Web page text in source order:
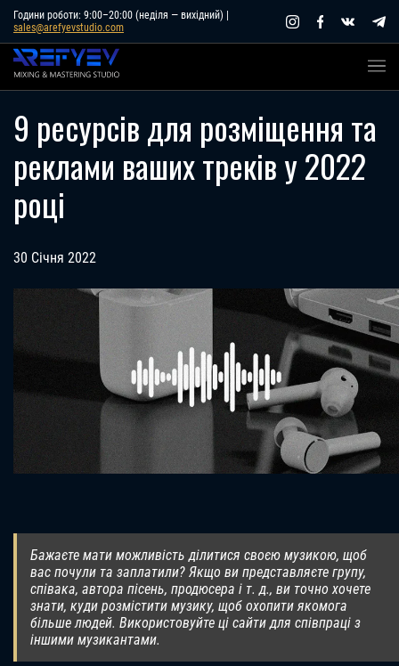
Skip
content
Години роботи: 9:00–20:00 (неділя — вихідний) |
sales@arefyevstudio.com
9 ресурсів для розміщення та
реклами ваших треків у 2022
році
30 Січня 2022
Бажаєте мати можливість ділитися своєю музикою, щоб
вас почули та заплатили? Якщо ви представляєте групу,
співака, автора пісень, продюсера і т. д., ви точно хочете
знати, куди розмістити музику, щоб охопити якомога
більше людей. Використовуйте ці сайти для співпраці з
іншими музикантами.